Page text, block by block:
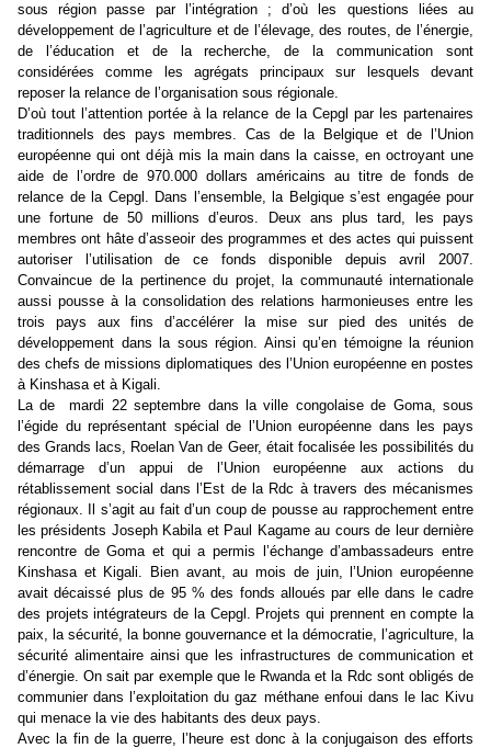
sous région passe par l’intégration ; d’où les questions liées au
développement de l’agriculture et de l’élevage, des routes, de l’énergie,
de l’éducation et de la recherche, de la communication sont
considérées comme les agrégats principaux sur lesquels devant
reposer la relance de l’organisation sous régionale.
D’où tout l’attention portée à la relance de la Cepgl par les partenaires
traditionnels des pays membres. Cas de la Belgique et de l’Union
européenne qui ont déjà mis la main dans la caisse, en octroyant une
aide de l’ordre de 970.000 dollars américains au titre de fonds de
relance de la Cepgl. Dans l’ensemble, la Belgique s’est engagée pour
une fortune de 50 millions d’euros. Deux ans plus tard, les pays
membres ont hâte d’asseoir des programmes et des actes qui puissent
autoriser l’utilisation de ce fonds disponible depuis avril 2007.
Convaincue de la pertinence du projet, la communauté internationale
aussi pousse à la consolidation des relations harmonieuses entre les
trois pays aux fins d’accélérer la mise sur pied des unités de
développement dans la sous région. Ainsi qu’en témoigne la réunion
des chefs de missions diplomatiques des l’Union européenne en postes
à Kinshasa et à Kigali.
La de mardi 22 septembre dans la ville congolaise de Goma, sous
l’égide du représentant spécial de l’Union européenne dans les pays
des Grands lacs, Roelan Van de Geer, était focalisée les possibilités du
démarrage d’un appui de l’Union européenne aux actions du
rétablissement social dans l’Est de la Rdc à travers des mécanismes
régionaux. Il s’agit au fait d’un coup de pousse au rapprochement entre
les présidents Joseph Kabila et Paul Kagame au cours de leur dernière
rencontre de Goma et qui a permis l’échange d’ambassadeurs entre
Kinshasa et Kigali. Bien avant, au mois de juin, l’Union européenne
avait décaissé plus de 95 % des fonds alloués par elle dans le cadre
des projets intégrateurs de la Cepgl. Projets qui prennent en compte la
paix, la sécurité, la bonne gouvernance et la démocratie, l’agriculture, la
sécurité alimentaire ainsi que les infrastructures de communication et
d’énergie. On sait par exemple que le Rwanda et la Rdc sont obligés de
communier dans l’exploitation du gaz méthane enfoui dans le lac Kivu
qui menace la vie des habitants des deux pays.
Avec la fin de la guerre, l’heure est donc à la conjugaison des efforts